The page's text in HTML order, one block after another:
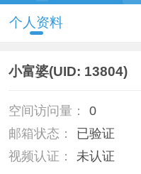
个人资料
小富婆(UID: 13804)
空间访问量：
0
邮箱状态：
已验证
视频认证：
未认证